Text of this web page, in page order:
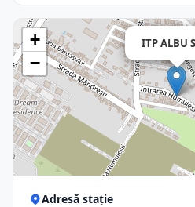
ITP ALBU
+
−
Adresă stație